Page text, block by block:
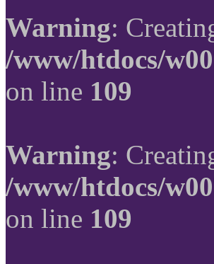
Warning:
/www/htdocs/
on line 109
Warning:
/www/htdocs/
on line 109